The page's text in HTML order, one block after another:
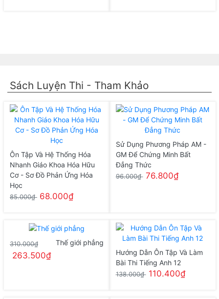
Sách Luyện Thi - Tham Khảo
Ôn Tập Và Hệ Thống Hóa
Nhanh Giáo Khoa Hóa Hữu
Cơ - Sơ Đồ Phản Ứng Hóa
Học
85.000₫ 68.000₫
Sử Dụng Phương Pháp AM -
GM Để Chứng Minh Bất
Đẳng Thức
96.000₫ 76.800₫
Thế giới phẳng
310.000₫
263.500₫
Hướng Dẫn Ôn Tập Và Làm
Bài Thi Tiếng Anh 12
138.000₫ 110.400₫